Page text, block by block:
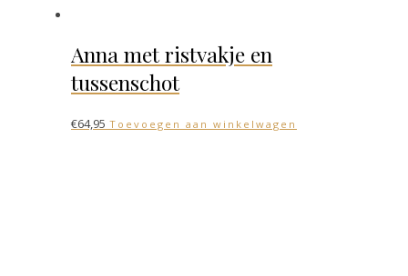
Anna met ristvakje en
tussenschot
€64,95 Toevoegen aan winkelwagen